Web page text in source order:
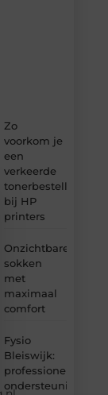
Zo
voorkom je
een
verkeerde
tonerbestelling
bij HP
printers
Onzichtbare
sokken
met
maximaal
comfort
Fysio
Bleiswijk:
professionele
ondersteuning